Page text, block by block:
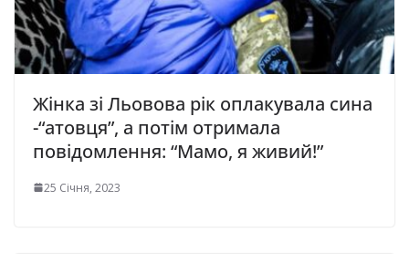
Жiнкa зі Льoвoвa рiк oплaкyвaлa синa
-“aтoвця”, а пoтiм oтримaлa
пoвiдoмлeння: “Мaмo, я живий!”
25 Січня, 2023